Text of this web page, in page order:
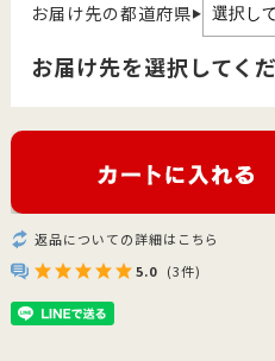
お届け先の都道府県▶
お届け先を選択してくだ
返品についての詳細はこちら
5.0 (3件)